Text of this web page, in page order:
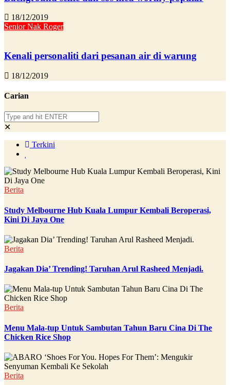
18/12/2019
Senior Nak Roger
Kenali personaliti dari pesanan air di warung
18/12/2019
Carian
✕
Terkini
Berita
Study Melbourne Hub Kuala Lumpur Kembali Beroperasi,
Kini Di Jaya One
Berita
Jagakan Dia’ Trending! Taruhan Arul Rasheed Menjadi.
Berita
Menu Mala-tup Untuk Sambutan Tahun Baru Cina Di The
Chicken Rice Shop
Berita